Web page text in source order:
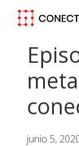
Saltar
navegación
principal
Saltar
principal
Saltar
lateral
junio 5,